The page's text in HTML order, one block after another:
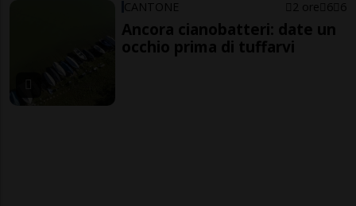
CANTONE 2 ore 6 6
Ancora cianobatteri: date un
occhio prima di tuffarvi